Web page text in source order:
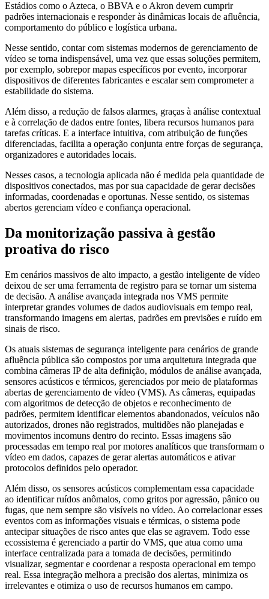
Estádios como o Azteca, o BBVA e o Akron devem cumprir
padrões internacionais e responder às dinâmicas locais de afluência,
comportamento do público e logística urbana.
Nesse sentido, contar com sistemas modernos de gerenciamento de
vídeo se torna indispensável, uma vez que essas soluções permitem,
por exemplo, sobrepor mapas específicos por evento, incorporar
dispositivos de diferentes fabricantes e escalar sem comprometer a
estabilidade do sistema.
Além disso, a redução de falsos alarmes, graças à análise contextual
e à correlação de dados entre fontes, libera recursos humanos para
tarefas críticas. E a interface intuitiva, com atribuição de funções
diferenciadas, facilita a operação conjunta entre forças de segurança,
organizadores e autoridades locais.
Nesses casos, a tecnologia aplicada não é medida pela quantidade de
dispositivos conectados, mas por sua capacidade de gerar decisões
informadas, coordenadas e oportunas. Nesse sentido, os sistemas
abertos gerenciam vídeo e confiança operacional.
Da monitorização passiva à gestão
proativa do risco
Em cenários massivos de alto impacto, a gestão inteligente de vídeo
deixou de ser uma ferramenta de registro para se tornar um sistema
de decisão. A análise avançada integrada nos VMS permite
interpretar grandes volumes de dados audiovisuais em tempo real,
transformando imagens em alertas, padrões em previsões e ruído em
sinais de risco.
Os atuais sistemas de segurança inteligente para cenários de grande
afluência pública são compostos por uma arquitetura integrada que
combina câmeras IP de alta definição, módulos de análise avançada,
sensores acústicos e térmicos, gerenciados por meio de plataformas
abertas de gerenciamento de vídeo (VMS). As câmeras, equipadas
com algoritmos de detecção de objetos e reconhecimento de
padrões, permitem identificar elementos abandonados, veículos não
autorizados, drones não registrados, multidões não planejadas e
movimentos incomuns dentro do recinto. Essas imagens são
processadas em tempo real por motores analíticos que transformam o
vídeo em dados, capazes de gerar alertas automáticos e ativar
protocolos definidos pelo operador.
Além disso, os sensores acústicos complementam essa capacidade
ao identificar ruídos anômalos, como gritos por agressão, pânico ou
fugas, que nem sempre são visíveis no vídeo. Ao correlacionar esses
eventos com as informações visuais e térmicas, o sistema pode
antecipar situações de risco antes que elas se agravem. Todo esse
ecossistema é gerenciado a partir do VMS, que atua como uma
interface centralizada para a tomada de decisões, permitindo
visualizar, segmentar e coordenar a resposta operacional em tempo
real. Essa integração melhora a precisão dos alertas, minimiza os
irrelevantes e otimiza o uso de recursos humanos em campo.